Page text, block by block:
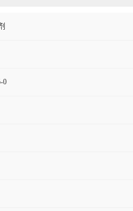
0